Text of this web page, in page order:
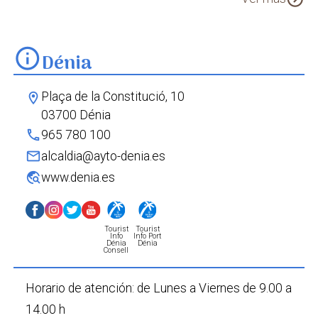
infoDénia
location_on Plaça de la Constitució, 10
03700 Dénia
phone965 780 100
mailalcaldia@ayto-denia.es
travel_explorewww.denia.es
Tourist
Info
Dénia
Consell
Tourist
Info Port
Dénia
Horario de atención: de Lunes a Viernes de 9.00 a
14.00 h